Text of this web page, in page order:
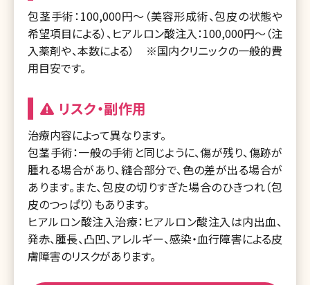
包茎手術：100,000円～（美容形成術、包皮の状態や
希望項目による）、ヒアルロン酸注入：100,000円～（注
入薬剤や、本数による） ※国内クリニックの一般的費
用目安です。
リスク・副作用
治療内容によって異なります。
包茎手術：一般の手術と同じように、傷が残り、傷跡が
腫れる場合があり、縫合部分で、色の差が出る場合が
あります。また、包皮の切りすぎた場合のひきつれ（包
皮のつっぱり）もあります。
ヒアルロン酸注入治療：ヒアルロン酸注入は内出血、
発赤、腫長、凸凹、アレルギー、感染・血行障害による皮
膚障害のリスクがあります。